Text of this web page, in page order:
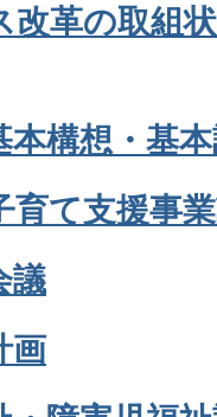
改革の取組
本構想・基
育て支援事
議
画